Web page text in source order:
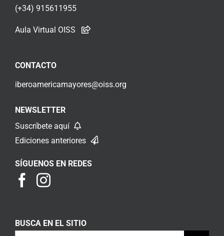
(+34) 915611955
Aula Virtual OISS
CONTACTO
iberoamericamayores@oiss.org
NEWSLETTER
Suscríbete aquí
Ediciones anteriores
SÍGUENOS EN REDES
BUSCA EN EL SITIO